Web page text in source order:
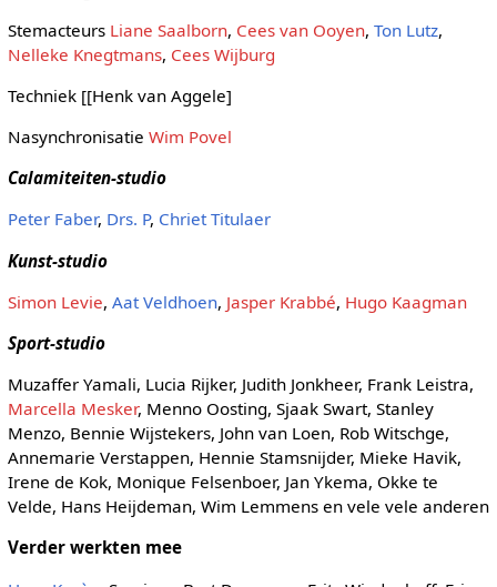
Stemacteurs Liane Saalborn, Cees van Ooyen, Ton Lutz,
Nelleke Knegtmans, Cees Wijburg
Techniek [[Henk van Aggele]
Nasynchronisatie Wim Povel
Calamiteiten-studio
Peter Faber, Drs. P, Chriet Titulaer
Kunst-studio
Simon Levie, Aat Veldhoen, Jasper Krabbé, Hugo Kaagman
Sport-studio
Muzaffer Yamali, Lucia Rijker, Judith Jonkheer, Frank Leistra,
Marcella Mesker, Menno Oosting, Sjaak Swart, Stanley
Menzo, Bennie Wijstekers, John van Loen, Rob Witschge,
Annemarie Verstappen, Hennie Stamsnijder, Mieke Havik,
Irene de Kok, Monique Felsenboer, Jan Ykema, Okke te
Velde, Hans Heijdeman, Wim Lemmens en vele vele anderen
Verder werkten mee